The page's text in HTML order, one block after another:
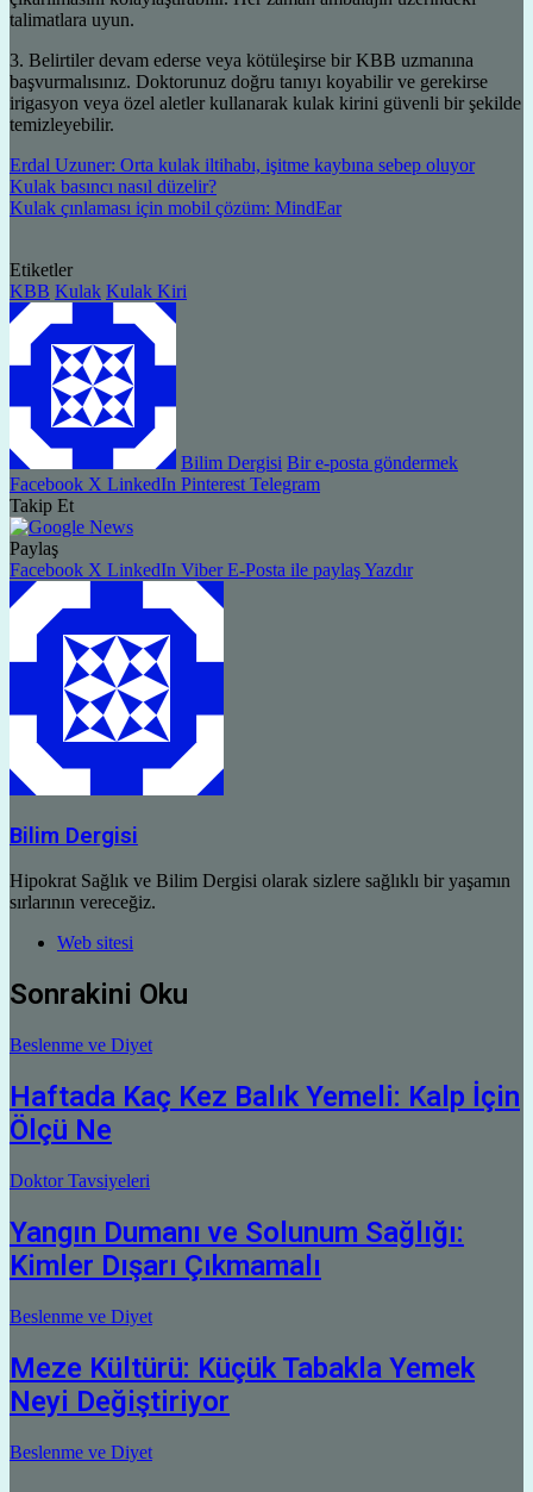
talimatlara uyun.
3. Belirtiler devam ederse veya kötüleşirse bir KBB uzmanına
başvurmalısınız. Doktorunuz doğru tanıyı koyabilir ve gerekirse
irigasyon veya özel aletler kullanarak kulak kirini güvenli bir şekilde
temizleyebilir.
Erdal Uzuner: Orta kulak iltihabı, işitme kaybına sebep oluyor
Kulak basıncı nasıl düzelir?
Kulak çınlaması için mobil çözüm: MindEar
Etiketler
KBB Kulak Kulak Kiri
Bilim Dergisi Bir e-posta göndermek
Facebook X LinkedIn Pinterest Telegram
Takip Et
Paylaş
Facebook X LinkedIn Viber E-Posta ile paylaşYazdır
Bilim Dergisi
Hipokrat Sağlık ve Bilim Dergisi olarak sizlere sağlıklı bir yaşamın
sırlarının vereceğiz.
Web sitesi
Sonrakini Oku
Beslenme ve Diyet
Haftada Kaç Kez Balık Yemeli: Kalp İçin
Ölçü Ne
Doktor Tavsiyeleri
Yangın Dumanı ve Solunum Sağlığı:
Kimler Dışarı Çıkmamalı
Beslenme ve Diyet
Meze Kültürü: Küçük Tabakla Yemek
Neyi Değiştiriyor
Beslenme ve Diyet